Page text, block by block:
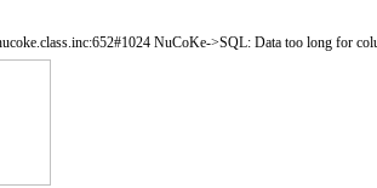
NuCoKe->SQL: Data too long for